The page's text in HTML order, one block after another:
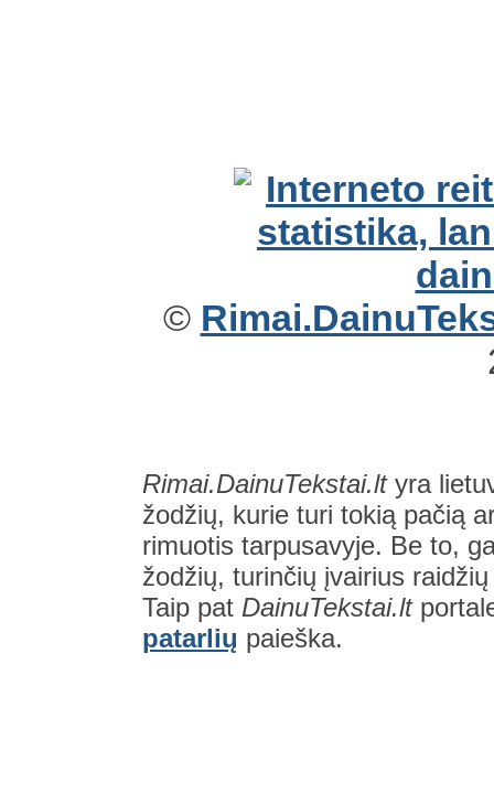
©
Rimai.DainuTekstai.ltyra
žodžių, kurie turi tokią pačią
rimuotis tarpusavyje. Be to,
žodžių, turinčių įvairius
Taip pat DainuTekstai.lt
patarlių paieška.